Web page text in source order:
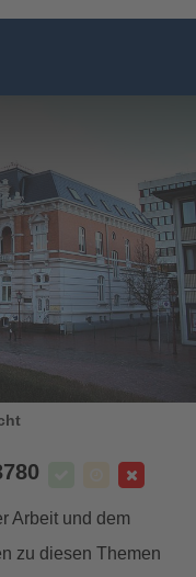
Arbeit und dem
zu diesen Themen